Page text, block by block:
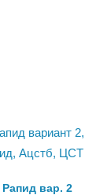
Рапид вар. 2